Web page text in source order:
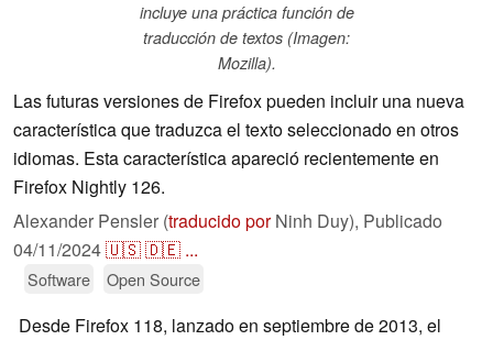
incluye una práctica función de
traducción de textos (Imagen:
Mozilla).
Las futuras versiones de Firefox pueden incluir una nueva
característica que traduzca el texto seleccionado en otros
idiomas. Esta característica apareció recientemente en
Firefox Nightly 126.
Alexander Pensler (traducido porNinh Duy), Publicado
04/11/2024🇺🇸🇩🇪 ...
Software Open Source
Desde Firefox 118, lanzado en septiembre de 2013, el